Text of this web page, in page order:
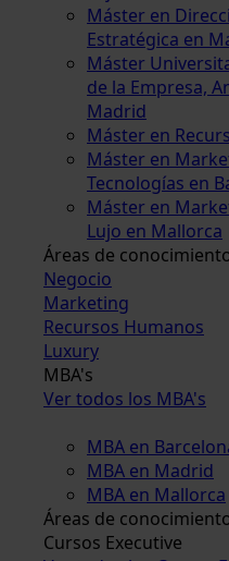
Máster en
Estratégica en
Máster
de la Empresa,
Madrid
Máster en
Máster en
Tecnologías en
Máster en
Lujo en Mallorca
Áreas de
Negocio
Marketing
Recursos Humanos
Luxury
MBA's
Ver todos los MBA's
MBA en
MBA en Madrid
MBA en Mallorca
Áreas de
Cursos Executive